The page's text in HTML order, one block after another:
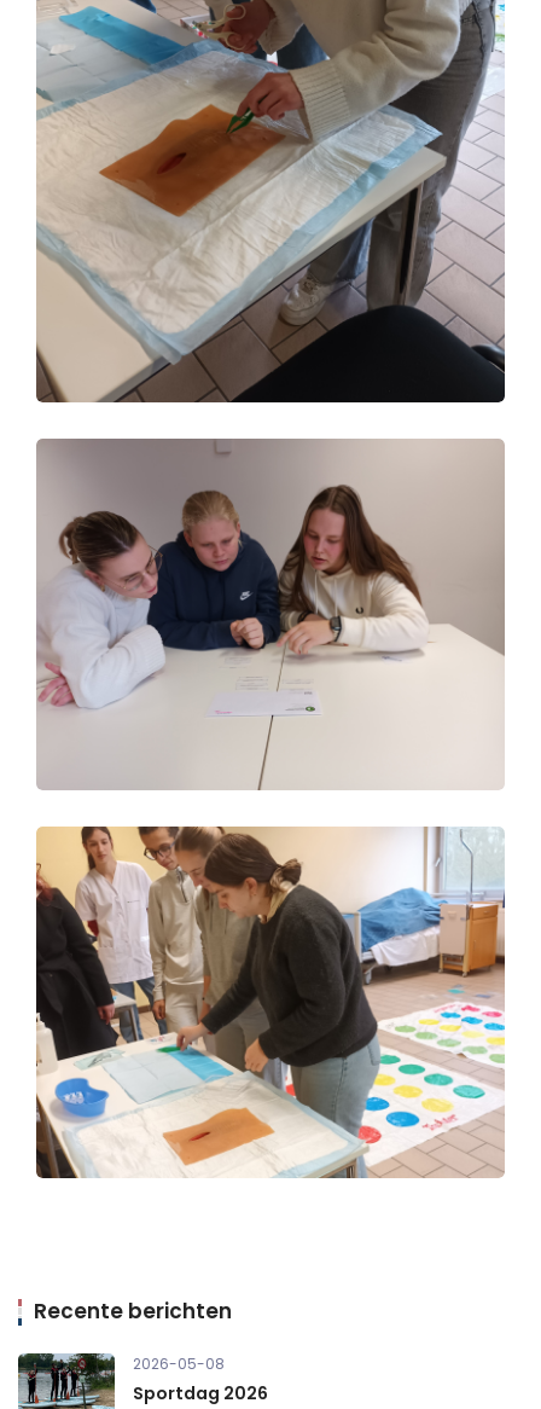
Recente berichten
2026-05-08
Sportdag 2026